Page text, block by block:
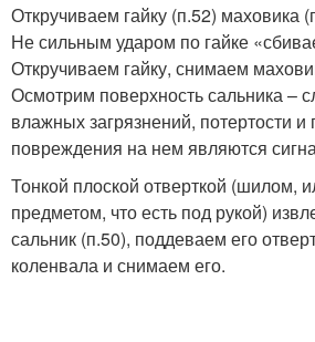
Откручиваем гайку (п.52) маховика
Не сильным ударом по гайке
Откручиваем гайку, снимаем
Осмотрим поверхность сальника –
влажных загрязнений, потертости и
повреждения на нем являются
Тонкой плоской отверткой (шилом,
предметом, что есть под рукой)
сальник (п.50), поддеваем его
коленвала и снимаем его.